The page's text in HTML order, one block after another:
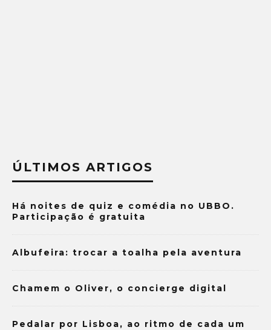
ÚLTIMOS ARTIGOS
Há noites de quiz e comédia no UBBO.
Participação é gratuita
Albufeira: trocar a toalha pela aventura
Chamem o Oliver, o concierge digital
Pedalar por Lisboa, ao ritmo de cada um